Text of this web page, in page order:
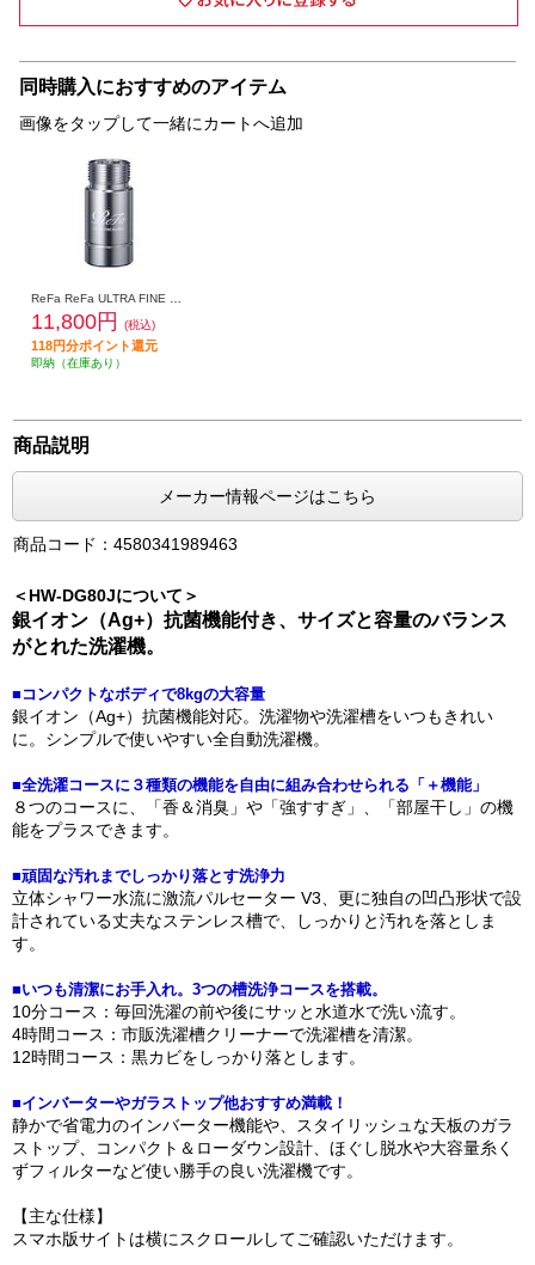
同時購入におすすめのアイテム
画像をタップして一緒にカートへ追加
11,800円 (税込)
118円分ポイント還元
即納（在庫あり）
商品説明
メーカー情報ページはこちら
商品コード：4580341989463
＜HW-DG80Jについて＞
銀イオン（Ag+）抗菌機能付き、サイズと容量のバランス
がとれた洗濯機。
■コンパクトなボディで8kgの大容量
銀イオン（Ag+）抗菌機能対応。洗濯物や洗濯槽をいつもきれい
に。シンプルで使いやすい全自動洗濯機。
■全洗濯コースに３種類の機能を自由に組み合わせられる「＋機能」
８つのコースに、「香＆消臭」や「強すすぎ」、「部屋干し」の機
能をプラスできます。
■頑固な汚れまでしっかり落とす洗浄力
立体シャワー水流に激流パルセーター V3、更に独自の凹凸形状で設
計されている丈夫なステンレス槽で、しっかりと汚れを落としま
す。
■いつも清潔にお手入れ。3つの槽洗浄コースを搭載。
10分コース：毎回洗濯の前や後にサッと水道水で洗い流す。
4時間コース：市販洗濯槽クリーナーで洗濯槽を清潔。
12時間コース：黒カビをしっかり落とします。
■インバーターやガラストップ他おすすめ満載！
静かで省電力のインバーター機能や、スタイリッシュな天板のガラ
ストップ、コンパクト＆ローダウン設計、ほぐし脱水や大容量糸く
ずフィルターなど使い勝手の良い洗濯機です。
【主な仕様】
スマホ版サイトは横にスクロールしてご確認いただけます。